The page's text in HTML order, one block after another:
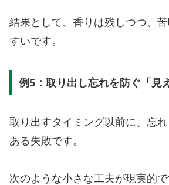
結果として、香りは残しつつ、
すいです。
例5：取り出し忘れを防ぐ「見
取り出すタイミング以前に、忘
ある失敗です。
次のような小さな工夫が現実的で